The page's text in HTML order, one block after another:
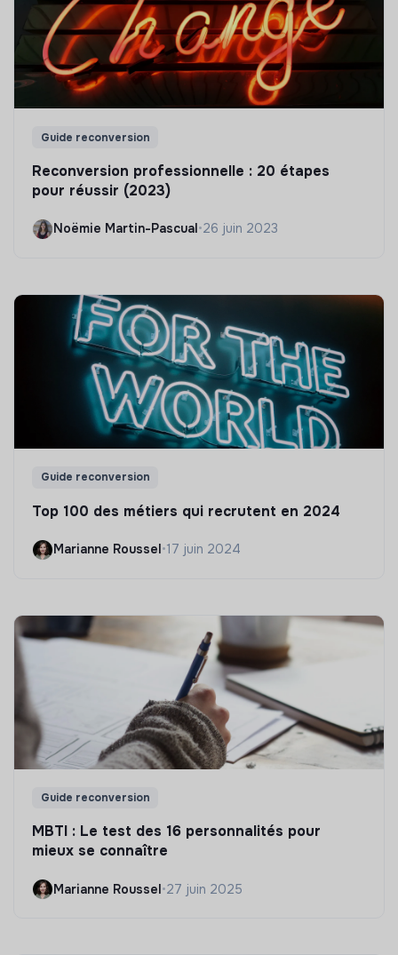
Guide reconversion
Reconversion professionnelle : 20 étapes
pour réussir (2023)
Noëmie Martin-Pascual •26 juin 2023
Guide reconversion
Top 100 des métiers qui recrutent en 2024
Marianne Roussel•17 juin 2024
Guide reconversion
MBTI : Le test des 16 personnalités pour
mieux se connaître
Marianne Roussel•27 juin 2025